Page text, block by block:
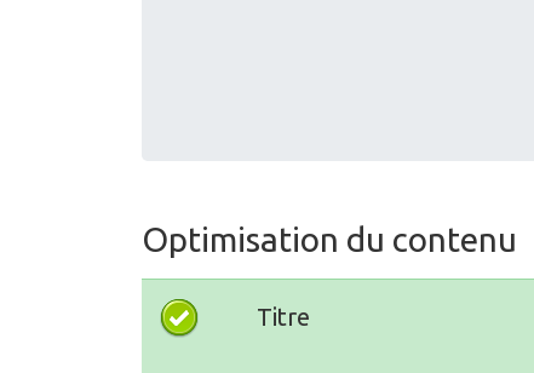
Optimisation du contenu
Titre